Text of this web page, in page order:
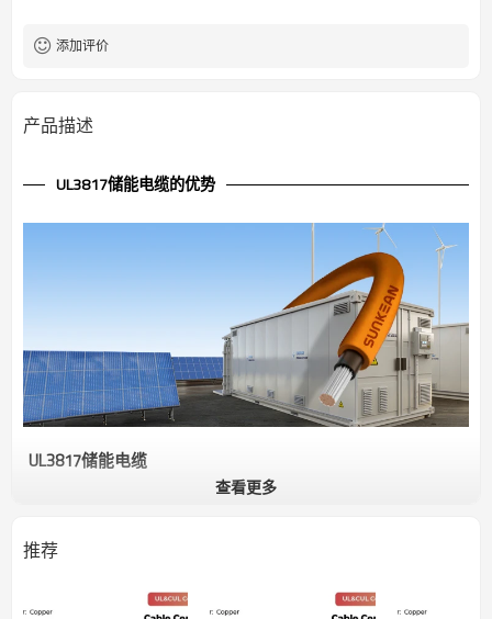
添加评价
产品描述
UL3817储能电缆的优势
UL3817储能电缆
UL 3817储能电缆是储能系统 (ESS) 的关键组件，用于连接和传输不同
设计能够承受高电流和高电压，确保锂离子电池或液流电池等系统中
电力的高效安全传输。这些系统通常用于存储来自太阳能等可再生能
查看更多
推荐